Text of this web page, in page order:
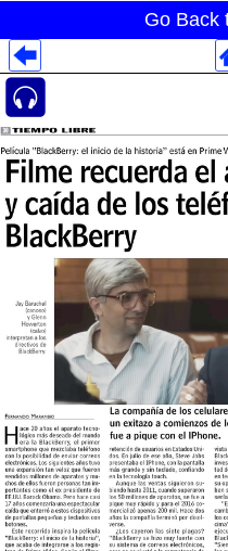
Go Back
Despliegues
Despliegues Totales
Despliegues por